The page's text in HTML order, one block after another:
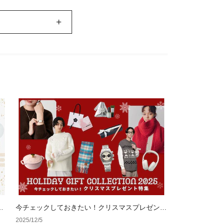
今チェックしておきたい！クリスマスプレゼント
特集
2025/12/5